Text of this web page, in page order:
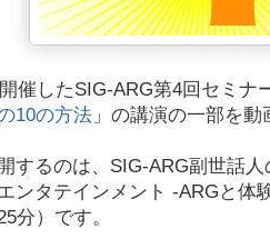
催したSIG-ARG第4回セミナ
10の方法 」の講演の一部を
するのは、SIG-ARG副世話
ンタテインメント -ARGと体
分）です。